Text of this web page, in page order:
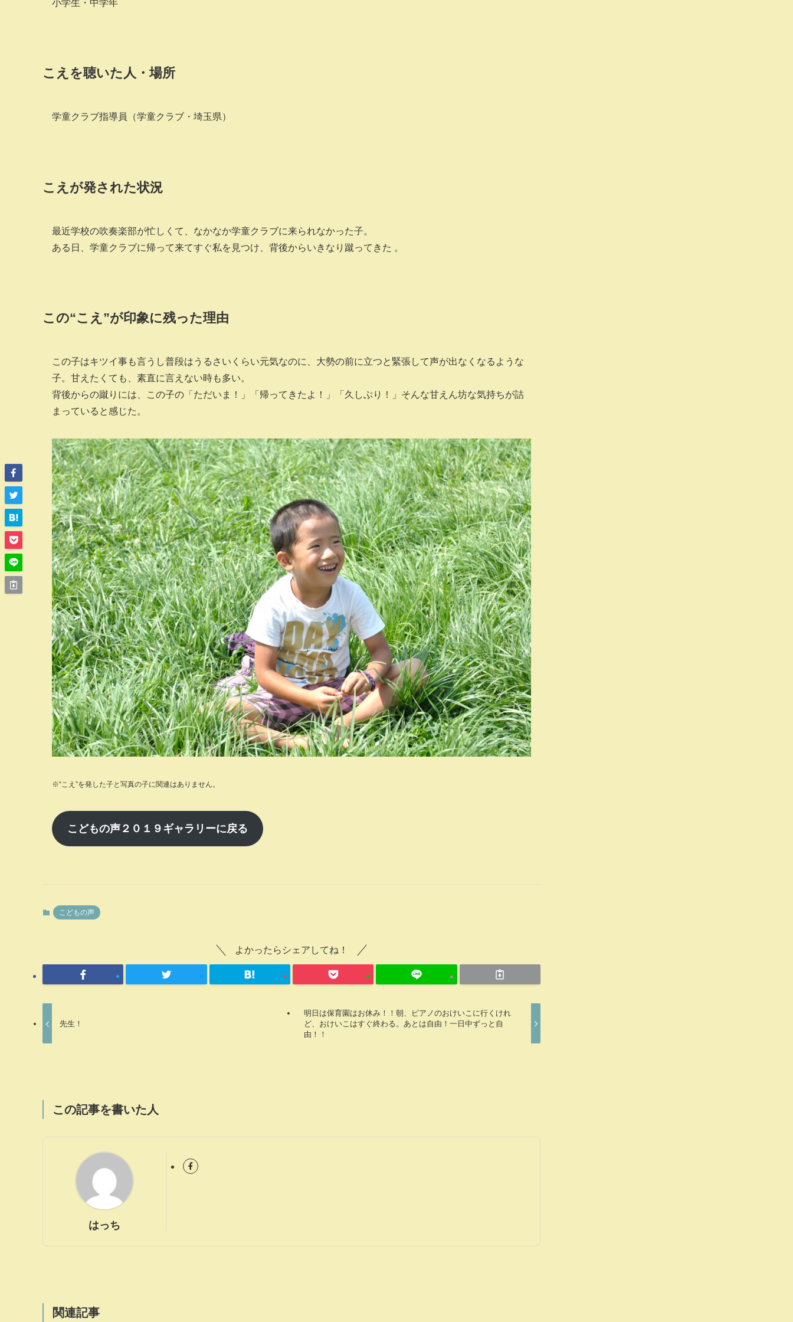
小学生・中学年
こえを聴いた人・場所
学童クラブ指導員（学童クラブ・埼玉県）
こえが発された状況
最近学校の吹奏楽部が忙しくて、なかなか学童クラブに来られなかった子。
ある日、学童クラブに帰って来てすぐ私を見つけ、背後からいきなり蹴ってきた 。
この“こえ”が印象に残った理由
この子はキツイ事も言うし普段はうるさいくらい元気なのに、大勢の前に立つと緊張して声が出なくなるような
子。甘えたくても、素直に言えない時も多い。
背後からの蹴りには、この子の「ただいま！」「帰ってきたよ！」「久しぶり！」そんな甘えん坊な気持ちが詰
まっていると感じた。
※“こえ”を発した子と写真の子に関連はありません。
こどもの声２０１９ギャラリーに戻る
こどもの声
よかったらシェアしてね！
先生！
明日は保育園はお休み！！朝、ピアノのおけいこに行くけれ
ど、おけいこはすぐ終わる。あとは自由！一日中ずっと自
由！！
この記事を書いた人
はっち
関連記事